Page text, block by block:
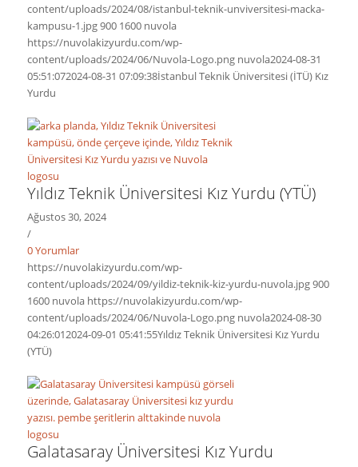
content/uploads/2024/08/istanbul-teknik-unviversitesi-macka-
kampusu-1.jpg900 1600 nuvola
https://nuvolakizyurdu.com/wp-
content/uploads/2024/06/Nuvola-Logo.png nuvola2024-08-31
05:51:072024-08-31 07:09:38İstanbul Teknik Üniversitesi (İTÜ) Kız
Yurdu
Yıldız Teknik Üniversitesi Kız Yurdu (YTÜ)
Ağustos 30, 2024
/
0 Yorumlar
https://nuvolakizyurdu.com/wp-
content/uploads/2024/09/yildiz-teknik-kiz-yurdu-nuvola.jpg900
1600 nuvola https://nuvolakizyurdu.com/wp-
content/uploads/2024/06/Nuvola-Logo.png nuvola2024-08-30
04:26:012024-09-01 05:41:55Yıldız Teknik Üniversitesi Kız Yurdu
(YTÜ)
Galatasaray Üniversitesi Kız Yurdu